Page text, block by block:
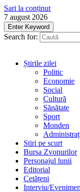
Sari la conținut
7 august 2026
Enter Keyword
Search for:
Știrile zilei
Politic
Economie
Social
Cultură
Sănătate
Sport
Monden
Stiri pe scurt
Bursa Zvonurilor
Personajul lunii
Editorial
Cetățeni
Interviu/